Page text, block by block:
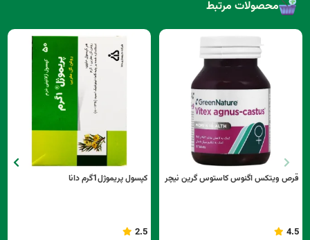
محصولات مرتبط
قرص ویتکس اگنوس کاستوس گرین نیچر
4.5
کپسول پریموژل1گرم دانا
2.5